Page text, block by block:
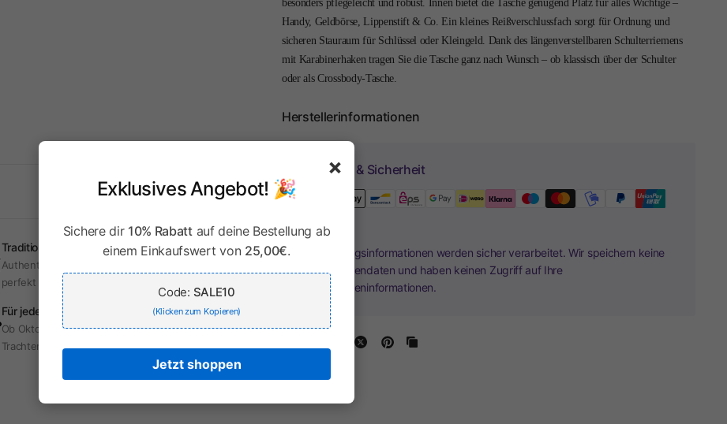
besonders pflegeleicht und robust. Innen bietet die Tasche genügend Platz für alles Wichtige –
Handy, Geldbörse, Lippenstift & Co. Ein kleines Reißverschlussfach sorgt für Ordnung und
sicheren Stauraum für Schlüssel oder Kleingeld. Dank des längenverstellbaren Schulterriemens
mit Karabinerhaken tragen Sie die Tasche ganz nach Wunsch – ob klassisch über der Schulter
oder als Crossbody-Tasche.
Herstellerinformationen
Zahlung & Sicherheit
Ihr Zahlungsinformationen werden sicher verarbeitet. Wir speichern keine
Kreditkartendaten und haben keinen Zugriff auf Ihre
Kreditkarteninformationen.
Tradition & Moderne
Authentische Trachten mit modernem Touch –
perfekt für jeden Anlass.
Für jeden Anlass
Ob Oktoberfest, Hochzeit oder Alltag – unsere
Trachten sind vielseitig tragbar.
×
Exklusives Angebot! 🎉
Sichere dir 10% Rabattauf deine Bestellung ab
einem Einkaufswert von 25,00€.
Code: SALE10
(Klicken zum Kopieren)
Jetzt shoppen